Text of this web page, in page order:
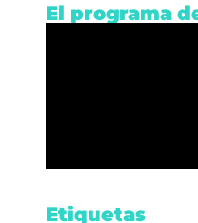
El programa
Etiquetas